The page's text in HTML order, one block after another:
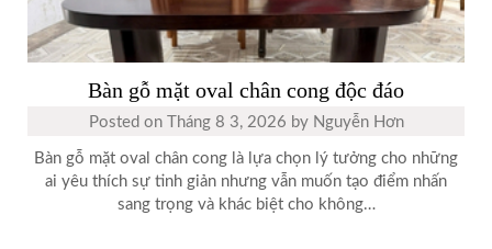
Bàn gỗ mặt oval chân cong độc đáo
Posted on Tháng 8 3, 2026 by Nguyễn Hơn
Bàn gỗ mặt oval chân cong là lựa chọn lý tưởng cho những
ai yêu thích sự tinh giản nhưng vẫn muốn tạo điểm nhấn
sang trọng và khác biệt cho không…